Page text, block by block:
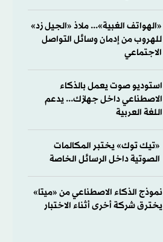
«الهواتف الغبية»... ملاذ «الجيل زد»
للهروب من إدمان وسائل التواصل
الاجتماعي
استوديو صوت يعمل بالذكاء
الاصطناعي داخل جهازك... يدعم
اللغة العربية
«تيك توك» يختبر المكالمات
الصوتية داخل الرسائل الخاصة
نموذج الذكاء الاصطناعي من «ميتا»
يخترق شركة أخرى أثناء الاختبار